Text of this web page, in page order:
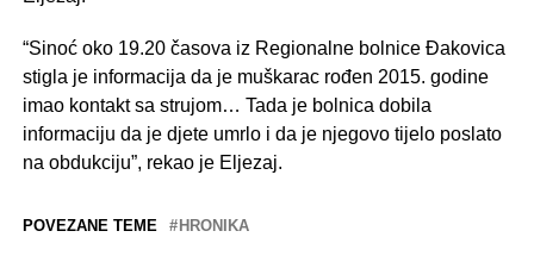
“Sinoć oko 19.20 časova iz Regionalne bolnice Đakovica
stigla je informacija da je muškarac rođen 2015. godine
imao kontakt sa strujom… Tada je bolnica dobila
informaciju da je djete umrlo i da je njegovo tijelo poslato
na obdukciju”, rekao je Eljezaj.
POVEZANE TEME HRONIKA